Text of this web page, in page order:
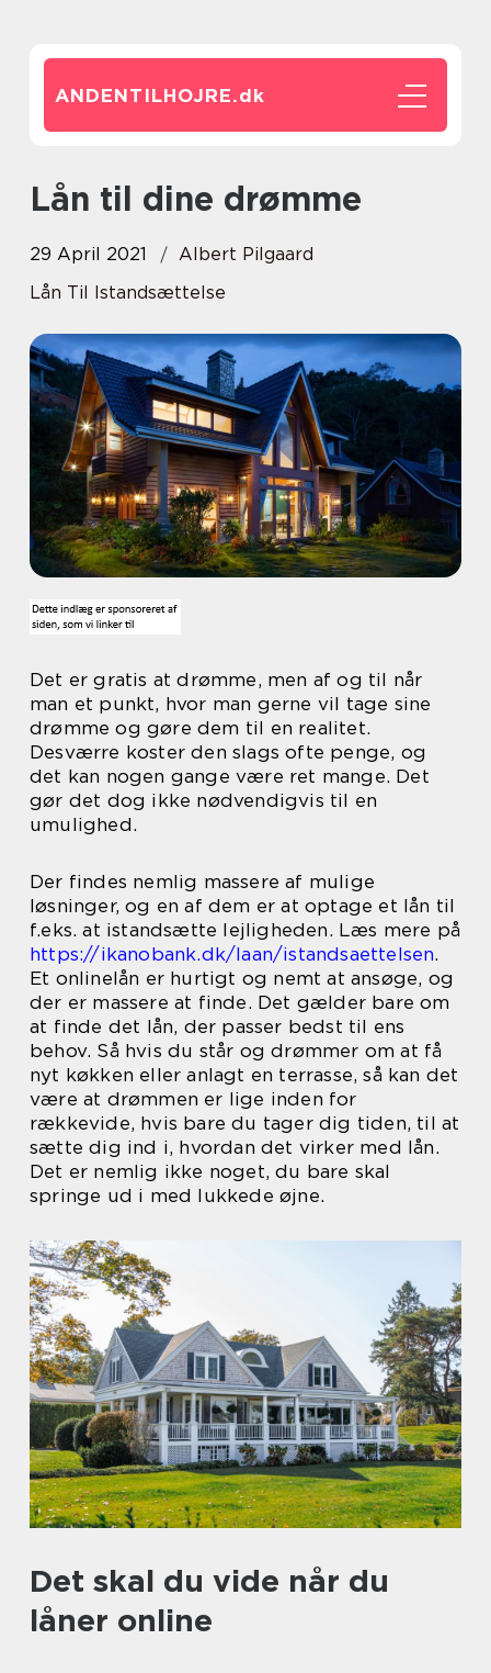
ANDENTILHOJRE.dk
Lån til dine drømme
29 April 2021
Albert Pilgaard
Lån Til Istandsættelse
Det er gratis at drømme, men af og til når
man et punkt, hvor man gerne vil tage sine
drømme og gøre dem til en realitet.
Desværre koster den slags ofte penge, og
det kan nogen gange være ret mange. Det
gør det dog ikke nødvendigvis til en
umulighed.
Der findes nemlig massere af mulige
løsninger, og en af dem er at optage et lån til
f.eks. at istandsætte lejligheden. Læs mere på
https://ikanobank.dk/laan/istandsaettelsen.
Et onlinelån er hurtigt og nemt at ansøge, og
der er massere at finde. Det gælder bare om
at finde det lån, der passer bedst til ens
behov. Så hvis du står og drømmer om at få
nyt køkken eller anlagt en terrasse, så kan det
være at drømmen er lige inden for
rækkevide, hvis bare du tager dig tiden, til at
sætte dig ind i, hvordan det virker med lån.
Det er nemlig ikke noget, du bare skal
springe ud i med lukkede øjne.
Det skal du vide når du
låner online